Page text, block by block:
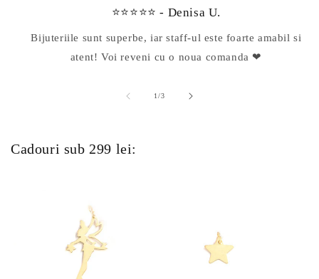
⭐⭐⭐⭐⭐ - Denisa U.
Bijuteriile sunt superbe, iar staff-ul este foarte amabil si
atent! Voi reveni cu o noua comanda ❤
1/din
3
Cadouri sub 299 lei: